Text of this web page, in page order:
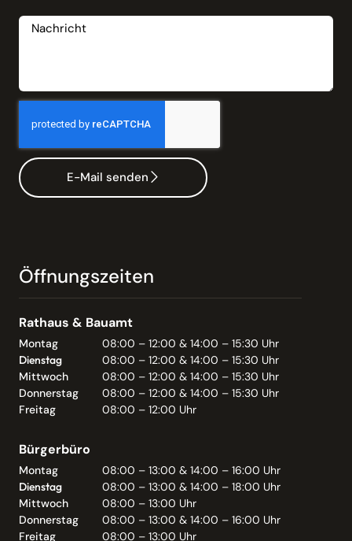
E-Mail senden
Öffnungszeiten
Rathaus & Bauamt
Montag
08:00 – 12:00 & 14:00 – 15:30 Uhr
Dienstag
08:00 – 12:00 & 14:00 – 15:30 Uhr
Mittwoch
08:00 – 12:00 & 14:00 – 15:30 Uhr
Donnerstag
08:00 – 12:00 & 14:00 – 15:30 Uhr
Freitag
08:00 – 12:00 Uhr
Bürgerbüro
Montag
08:00 – 13:00 & 14:00 – 16:00 Uhr
Dienstag
08:00 – 13:00 & 14:00 – 18:00 Uhr
Mittwoch
08:00 – 13:00 Uhr
Donnerstag
08:00 – 13:00 & 14:00 – 16:00 Uhr
Freitag
08:00 – 13:00 Uhr